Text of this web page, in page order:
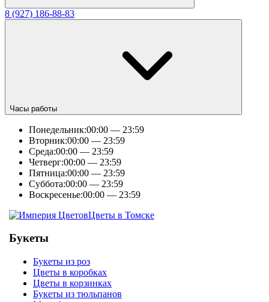
8 (927) 186-88-83
Часы работы
Понедельник:00:00 — 23:59
Вторник:00:00 — 23:59
Среда:00:00 — 23:59
Четверг:00:00 — 23:59
Пятница:00:00 — 23:59
Суббота:00:00 — 23:59
Воскресенье:00:00 — 23:59
Цветы в Томске
Букеты
Букеты из роз
Цветы в коробках
Цветы в корзинках
Букеты из тюльпанов